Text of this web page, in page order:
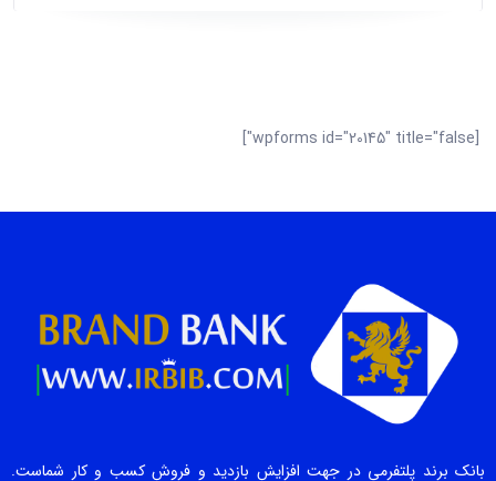
[wpforms id="20145" title="false"]
بانک برند پلتفرمی در جهت افزایش بازدید و فروش کسب و کار شماست.